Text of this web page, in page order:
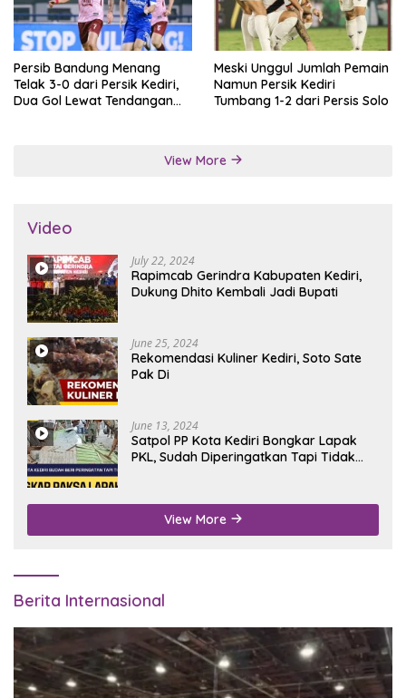
Persib Bandung Menang
Telak 3-0 dari Persik Kediri,
Dua Gol Lewat Tendangan
Meski Unggul Jumlah Pemain
Namun Persik Kediri
Tumbang 1-2 dari Persis Solo
View More
Video
July 22, 2024
Rapimcab Gerindra Kabupaten Kediri,
Dukung Dhito Kembali Jadi Bupati
June 25, 2024
Rekomendasi Kuliner Kediri, Soto Sate
Pak Di
June 13, 2024
Satpol PP Kota Kediri Bongkar Lapak
PKL, Sudah Diperingatkan Tapi Tidak
View More
Berita Internasional